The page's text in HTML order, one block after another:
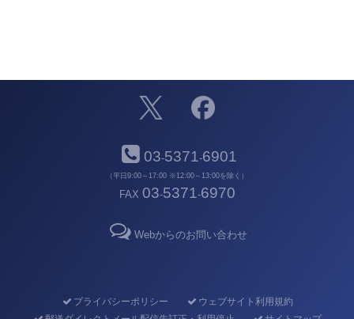
03-5371-6901
（平日9:00～17:00 ※12:00～13:00を除く）
FAX 03-5371-6970
Webからのお問い合わせ
プライバシーポリシー
ウェブサイト利用規約